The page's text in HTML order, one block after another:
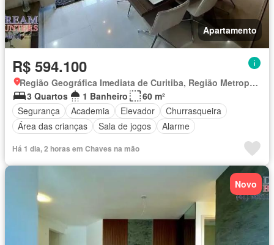
Apartamento
R$ 594.100
Região Geográfica Imediata de Curitiba, Região Metropolitana de Curitiba
3 Quartos
1 Banheiro
60 m²
Segurança
Academia Elevador
Churrasqueira
Área das crianças
Sala de jogos Alarme
Há 1 dia, 2 horas em Chaves na mão
Novo